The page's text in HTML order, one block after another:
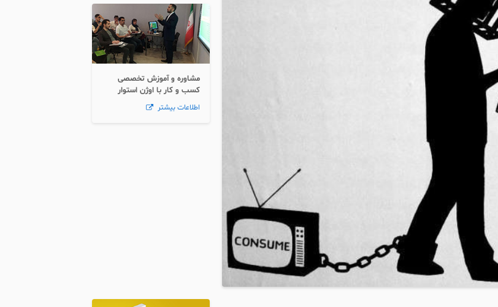
مشاوره و آموزش تخصصی
کسب و کار با اوژن استوار
اطلاعات بیشتر